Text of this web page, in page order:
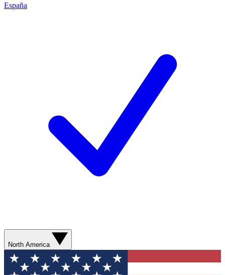
España
North America